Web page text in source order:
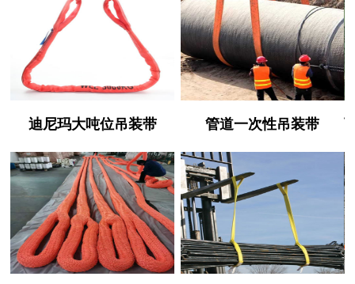
迪尼玛大吨位吊装带 管道一次性吊装带